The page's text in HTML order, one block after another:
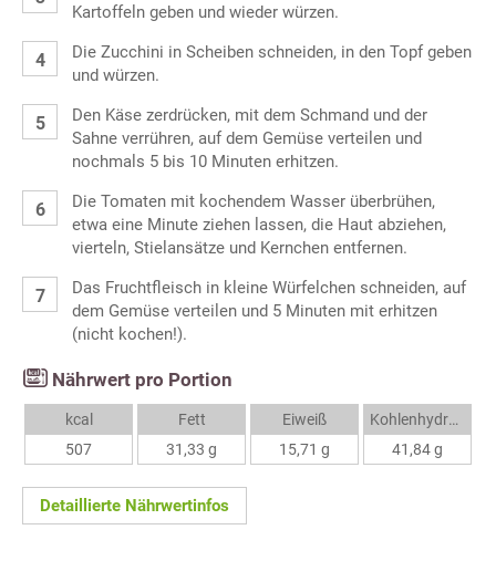
Kartoffeln geben und wieder würzen.
Die Zucchini in Scheiben schneiden, in den Topf geben
und würzen.
Den Käse zerdrücken, mit dem Schmand und der
Sahne verrühren, auf dem Gemüse verteilen und
nochmals 5 bis 10 Minuten erhitzen.
Die Tomaten mit kochendem Wasser überbrühen,
etwa eine Minute ziehen lassen, die Haut abziehen,
vierteln, Stielansätze und Kernchen entfernen.
Das Fruchtfleisch in kleine Würfelchen schneiden, auf
dem Gemüse verteilen und 5 Minuten mit erhitzen
(nicht kochen!).
Nährwert pro Portion
kcal
507
Fett
31,33 g
Eiweiß
15,71 g
Kohlenhydrate
41,84 g
Detaillierte Nährwertinfos